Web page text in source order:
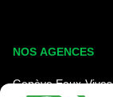
NOS AGENCES
Genève Eaux-Vives